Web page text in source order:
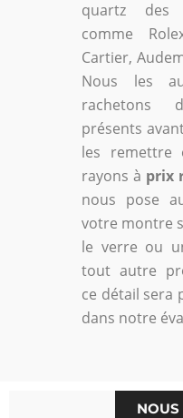
quartz des
comme
Cartier,
Nous les
rachetons
présents
les remettre
rayons à prix
nous pose
votre montre
le verre ou
tout autre
ce détail sera
dans notre
NOUS